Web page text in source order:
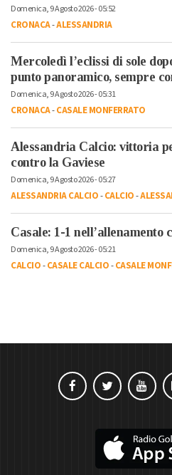
Domenica, 9 Agosto 2026 - 05:52
CRONACA-ALESSANDRIA
Mercoledì l’eclissi di sole
punto panoramico, sempre
Domenica, 9 Agosto 2026 - 05:31
CRONACA-CASALE MONFERRATO
Alessandria Calcio: vittoria
contro la Gaviese
Domenica, 9 Agosto 2026 - 05:27
ALESSANDRIA CALCIO-CALCIO-
Casale: 1-1 nell’allenamento
Domenica, 9 Agosto 2026 - 05:21
CALCIO-CASALE CALCIO-CASALE